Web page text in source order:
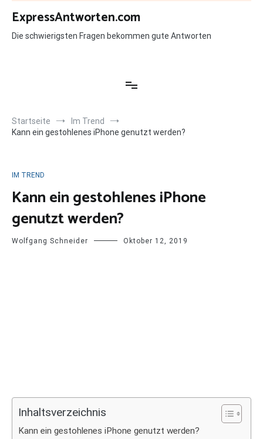
Zum
Inhalt
springen
ExpressAntworten.com
Die schwierigsten Fragen bekommen gute Antworten
Startseite
Im Trend
Kann ein gestohlenes iPhone genutzt werden?
IM TREND
Kann ein gestohlenes iPhone
genutzt werden?
Wolfgang Schneider Oktober 12, 2019
Inhaltsverzeichnis
Kann ein gestohlenes iPhone genutzt werden?